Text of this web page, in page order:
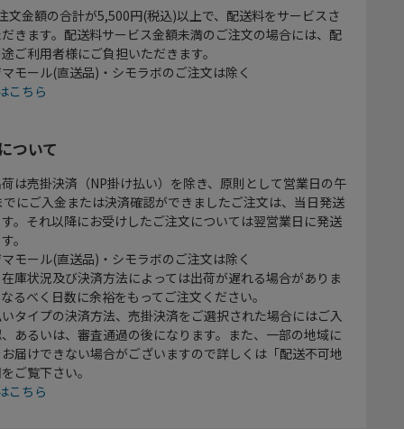
文金額の合計が5,500円(税込)以上で、配送料をサービスさ
きます。配送料サービス金額未満のご注文の場合には、配
ご利用者様にご負担いただきます。
モール(直送品)・シモラボのご注文は除く
こちら
ついて
は売掛決済（NP掛け払い）を除き、原則として営業日の午
にご入金または決済確認ができましたご注文は、当日発送
。それ以降にお受けしたご注文については翌営業日に発送
。
モール(直送品)・シモラボのご注文は除く
庫状況及び決済方法によっては出荷が遅れる場合がありま
るべく日数に余裕をもってご注文ください。
タイプの決済方法、売掛決済をご選択された場合にはご入
あるいは、審査通過の後になります。また、一部の地域に
届けできない場合がございますので詳しくは「配送不可地
ご覧下さい。
こちら